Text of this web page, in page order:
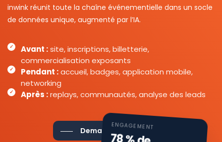
inwink réunit toute la chaîne événementielle dans un socle
de données unique, augmenté par l’IA.
Avant :site, inscriptions, billetterie,
commercialisation exposants
Pendant :accueil, badges, application mobile,
networking
Après :replays, communautés, analyse des leads
Demander une démo
ENGAGEMENT